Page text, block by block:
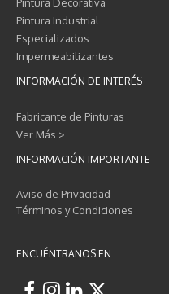
Pintura Industrial
Especializados
Impermeabilizantes
INFORMACIÓN DE INTERÉS
Fabricante de Pinturas
Ver Más >
INFORMACIÓN IMPORTANTE
Aviso de Privacidad
Términos y Condiciones
ENCUÉNTRANOS EN